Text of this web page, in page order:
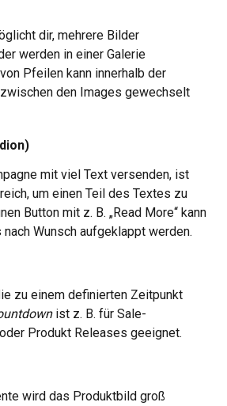
dir, mehrere Bilder
werden in einer Galerie
Pfeilen kann innerhalb der
den Images gewechselt
mit viel Text versenden, ist
um einen Teil des Textes zu
Button mit z. B. „Read More“ kann
Wunsch aufgeklappt werden.
zu einem definierten Zeitpunkt
ist z. B. für Sale-
Produkt Releases geeignet.
wird das Produktbild groß